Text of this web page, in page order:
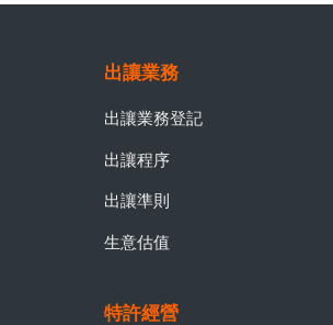
出讓業務
出讓業務登記
出讓程序
出讓準則
生意估值
特許經營